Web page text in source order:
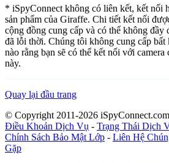
* iSpyConnect không có liên kết, kết nối
sản phẩm của Giraffe. Chi tiết kết nối
cộng đồng cung cấp và có thể không đầy
đã lỗi thời. Chúng tôi không cung cấp bất
nào rằng bạn sẽ có thể kết nối với
này.
Quay lại đầu trang
© Copyright 2011-2026
Điều Khoản Dịch Vụ - Trạng Thái Dịch
Chính Sách Bảo Mật Lớp - Liên Hệ
Gặp